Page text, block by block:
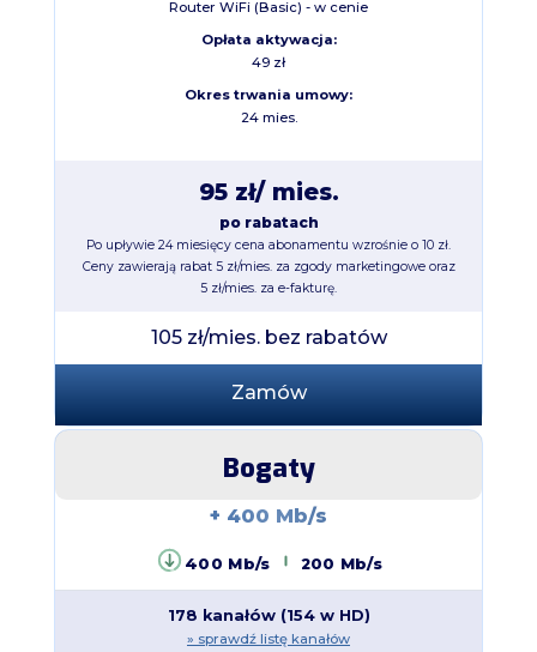
Router WiFi (Basic) - w cenie
Opłata aktywacja:
49 zł
Okres trwania umowy:
24 mies.
95 zł/ mies.
po rabatach
Po upływie 24 miesięcy cena abonamentu wzrośnie o 10 zł.
Ceny zawierają rabat 5 zł/mies. za zgody marketingowe oraz
5 zł/mies. za e-fakturę.
105 zł/mies. bez rabatów
Zamów
Bogaty
+ 400 Mb/s
400 Mb/s 200 Mb/s
178 kanałów (154 w HD)
» sprawdź listę kanałów